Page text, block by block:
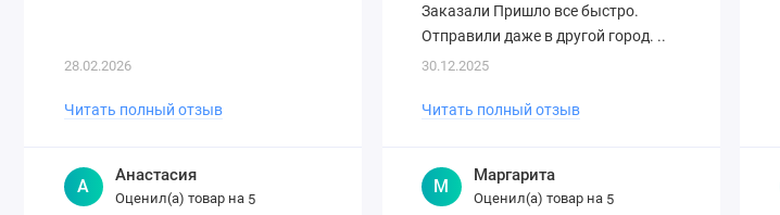
28.02.2026
Читать полный отзыв
А
Анастасия
Оценил(а) товар на 5
Заказали Пришло все быстро.
Отправили даже в другой город. ..
30.12.2025
Читать полный отзыв
М
Маргарита
Оценил(а) товар на 5